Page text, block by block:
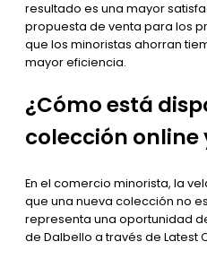
resultado es una mayor
propuesta de venta para los
que los minoristas ahorran
mayor eficiencia.
¿Cómo está
colección online
En el comercio minorista, la
que una nueva colección no
representa una oportunidad
de Dalbello a través de Latest